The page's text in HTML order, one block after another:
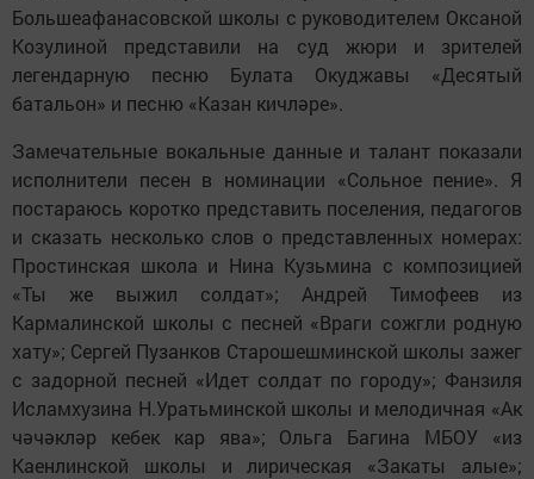
Большеафанасовской школы с руководителем Оксаной
Козулиной представили на суд жюри и зрителей
легендарную песню Булата Окуджавы «Десятый
батальон» и песню «Казан кичләре».
Замечательные вокальные данные и талант показали
исполнители песен в номинации «Сольное пение». Я
постараюсь коротко представить поселения, педагогов
и сказать несколько слов о представленных номерах:
Простинская школа и Нина Кузьмина с композицией
«Ты же выжил солдат»; Андрей Тимофеев из
Кармалинской школы с песней «Враги сожгли родную
хату»; Сергей Пузанков Старошешминской школы зажег
с задорной песней «Идет солдат по городу»; Фанзиля
Исламхузина Н.Уратьминской школы и мелодичная «Ак
чәчәкләр кебек кар ява»; Ольга Багина МБОУ «из
Каенлинской школы и лирическая «Закаты алые»;